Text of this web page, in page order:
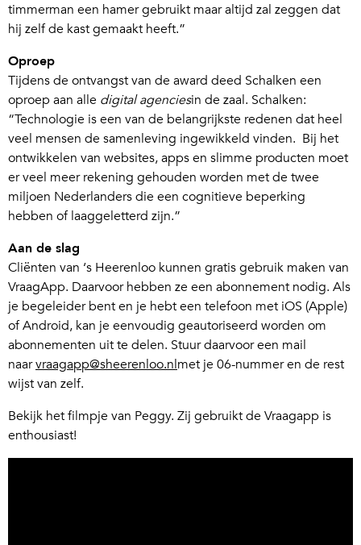
timmerman een hamer gebruikt maar altijd zal zeggen dat
hij zelf de kast gemaakt heeft.”
Oproep
Tijdens de ontvangst van de award deed Schalken een
oproep aan alle digital agenciesin de zaal. Schalken:
“Technologie is een van de belangrijkste redenen dat heel
veel mensen de samenleving ingewikkeld vinden. Bij het
ontwikkelen van websites, apps en slimme producten moet
er veel meer rekening gehouden worden met de twee
miljoen Nederlanders die een cognitieve beperking
hebben of laaggeletterd zijn.”
Aan de slag
Cliënten van ‘s Heerenloo kunnen gratis gebruik maken van
VraagApp. Daarvoor hebben ze een abonnement nodig. Als
je begeleider bent en je hebt een telefoon met iOS (Apple)
of Android, kan je eenvoudig geautoriseerd worden om
abonnementen uit te delen. Stuur daarvoor een mail
naarvraagapp@sheerenloo.nlmet je 06-nummer en de rest
wijst van zelf.
Bekijk het filmpje van Peggy. Zij gebruikt de Vraagapp is
enthousiast!